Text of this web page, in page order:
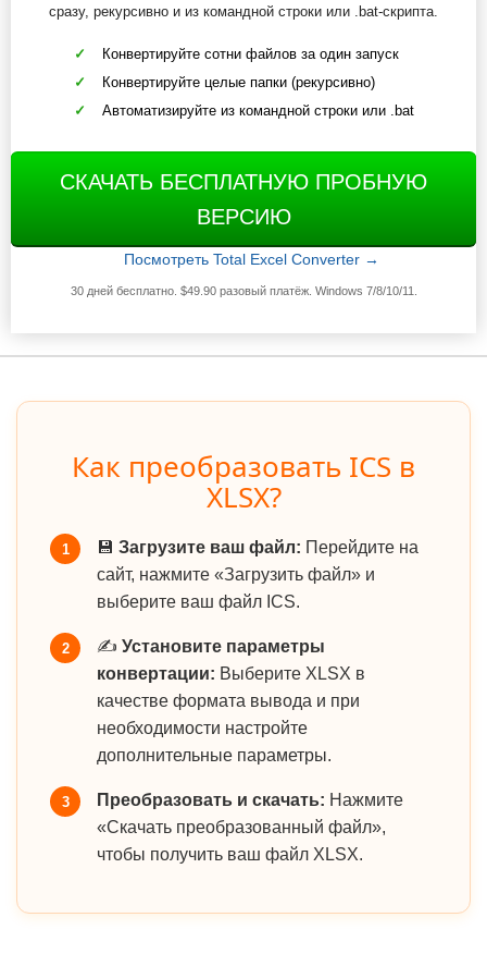
сразу, рекурсивно и из командной строки или .bat-скрипта.
Конвертируйте сотни файлов за один запуск
Конвертируйте целые папки (рекурсивно)
Автоматизируйте из командной строки или .bat
СКАЧАТЬ БЕСПЛАТНУЮ ПРОБНУЮ
ВЕРСИЮ
Посмотреть Total Excel Converter →
30 дней бесплатно. $49.90 разовый платёж. Windows 7/8/10/11.
Как преобразовать ICS в
XLSX?
1 💾 Загрузите ваш файл: Перейдите на
сайт, нажмите «Загрузить файл» и
выберите ваш файл ICS.
2 ✍️ Установите параметры
конвертации: Выберите XLSX в
качестве формата вывода и при
необходимости настройте
дополнительные параметры.
3 Преобразовать и скачать: Нажмите
«Скачать преобразованный файл»,
чтобы получить ваш файл XLSX.